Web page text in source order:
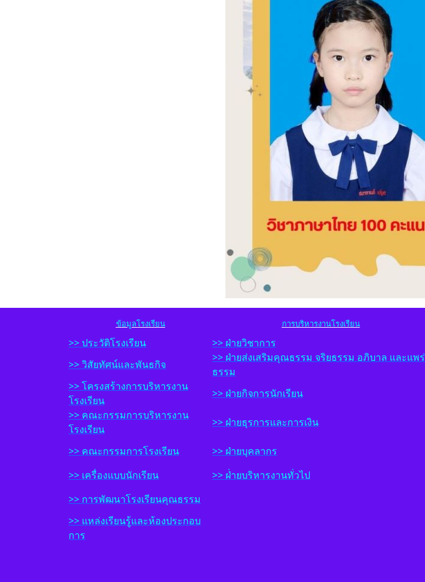
ข้อมูลโรงเรียน การบริหารงานโรงเรียน
>> ประวัติโรงเรียน >> ฝ่ายวิชาการ
>> วิสัยทัศน์และพันธกิจ
>> ฝ่ายส่งเสริมคุณธรรม จริยธรรม อภิบาล และแพร่
ธรรม
>> โครงสร้างการบริหารงาน
โรงเรียน
>> ฝ่ายกิจการนักเรียน
>> คณะกรรมการบริหารงาน
โรงเรียน
>> ฝ่ายธุรการและการเงิน
>> คณะกรรมการโรงเรียน >> ฝ่ายบุคลากร
>> เครื่องแบบนักเรียน
>> ฝ่่ายบริหารงานทั่วไป
>> การพัฒนาโรงเรียนคุณธรรม
>> แหล่งเรียนรู้และห้องประกอบ
การ